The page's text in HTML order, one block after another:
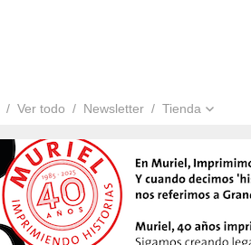
Ver todo Newsletter Tienda